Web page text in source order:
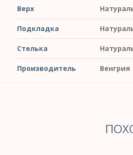
Верх
Подкладка
Стелька
Производитель Венгрия